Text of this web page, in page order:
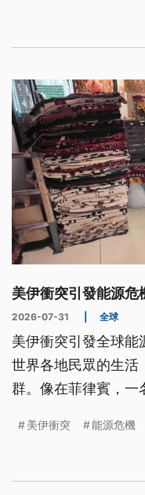
美伊衝突引發能源危
2026-07-31 全球
美伊衝突引發全球能
世界各地民眾的生活
群。像在菲律賓，一
另外歐洲的農漁業
地緣衝突影響下最無
美伊衝突 能源危機